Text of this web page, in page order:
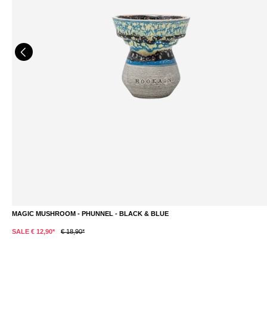
MAGIC MUSHROOM - PHUNNEL - BLACK & BLUE
SALE € 12,90* € 18,90*